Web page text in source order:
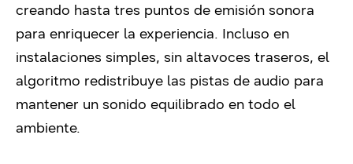
creando hasta tres puntos de emisión sonora
para enriquecer la experiencia. Incluso en
instalaciones simples, sin altavoces traseros, el
algoritmo redistribuye las pistas de audio para
mantener un sonido equilibrado en todo el
ambiente.